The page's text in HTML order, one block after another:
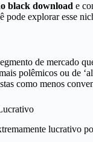
black download e
pode explorar esse
de mercado
polêmicos ou de
como menos
lucrativo